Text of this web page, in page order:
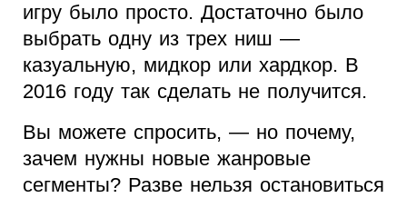
игру было просто. Достаточно было
выбрать одну из трех ниш —
казуальную, мидкор или хардкор. В
2016 году так сделать не получится.
Вы можете спросить, — но почему,
зачем нужны новые жанровые
сегменты? Разве нельзя остановиться